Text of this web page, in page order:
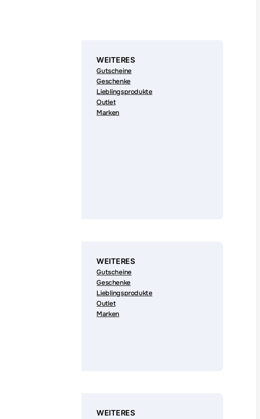
WEITERES
Gutscheine
Geschenke
Lieblingsprodukte
Outlet
Marken
WEITERES
Gutscheine
Geschenke
Lieblingsprodukte
Outlet
Marken
WEITERES